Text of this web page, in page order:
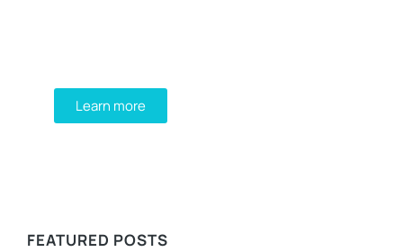
Learn more
FEATURED POSTS